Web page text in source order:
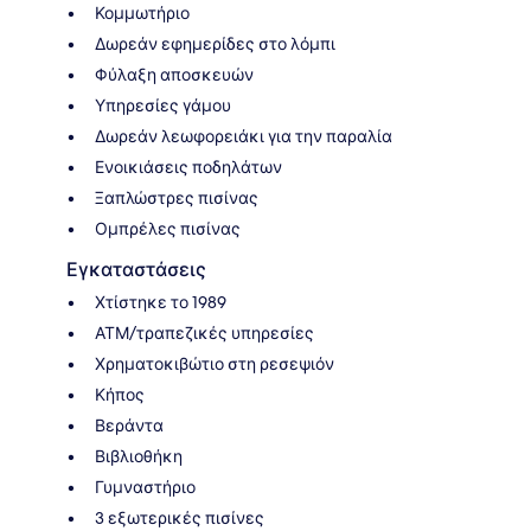
Κομμωτήριο
Δωρεάν εφημερίδες στο λόμπι
Φύλαξη αποσκευών
Υπηρεσίες γάμου
Δωρεάν λεωφορειάκι για την παραλία
Ενοικιάσεις ποδηλάτων
Ξαπλώστρες πισίνας
Ομπρέλες πισίνας
Εγκαταστάσεις
Χτίστηκε το 1989
ΑΤΜ/τραπεζικές υπηρεσίες
Χρηματοκιβώτιο στη ρεσεψιόν
Κήπος
Βεράντα
Βιβλιοθήκη
Γυμναστήριο
3 εξωτερικές πισίνες